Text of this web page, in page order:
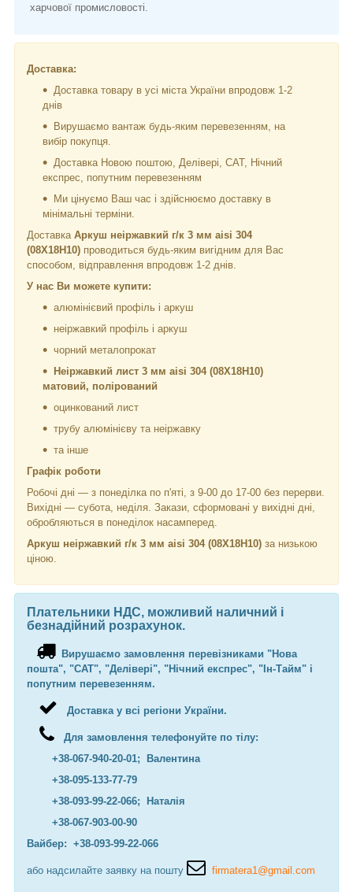
харчової промисловості.
Доставка:
Доставка товару в усі міста України впродовж 1-2
днів
Вирушаємо вантаж будь-яким перевезенням, на
вибір покупця.
Доставка Новою поштою, Делівері, САТ, Нічний
експрес, попутним перевезенням
Ми цінуємо Ваш час і здійснюємо доставку в
мінімальні терміни.
Доставка Аркуш неіржавкий г/к 3 мм aisi 304
(08Х18Н10) проводиться будь-яким вигідним для Вас
способом, відправлення впродовж 1-2 днів.
У нас Ви можете купити:
алюмінієвий профіль і аркуш
неіржавкий профіль і аркуш
чорний металопрокат
Неіржавкий лист 3 мм aisi 304 (08Х18Н10)
матовий, полірований
оцинкований лист
трубу алюмінієву та неіржавку
та інше
Графік роботи
Робочі дні — з понеділка по п'яті, з 9-00 до 17-00 без перерви.
Вихідні — субота, неділя. Закази, сформовані у вихідні дні,
обробляються в понеділок насамперед.
Аркуш неіржавкий г/к 3 мм aisi 304 (08Х18Н10) за низькою
ціною.
Плательники НДС, можливий наличний і
безнадійний розрахунок.
Вирушаємо замовлення перевізниками "Нова
пошта", "САТ", "Делівері", "Нічний експрес", "Ін-Тайм" і
попутним перевезенням.
Доставка у всі регіони України.
Для замовлення телефонуйте по тілу:
+38-067-940-20-01; Валентина
+38-095-133-77-79
+38-093-99-22-066; Наталія
+38-067-903-00-90
Вайбер: +38-093-99-22-066
або надсилайте заявку на пошту firmatera1@gmail.com